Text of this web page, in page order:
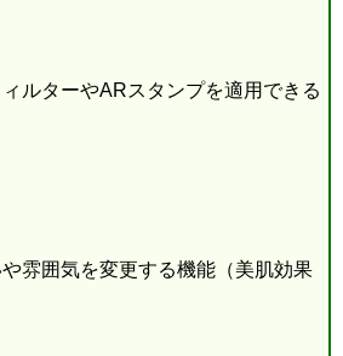
ルターやARスタンプを適用できる
雰囲気を変更する機能（美肌効果